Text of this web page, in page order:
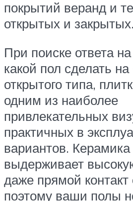
покрытий веранд и
открытых и закрытых.
При поиске ответа
какой пол сделать
открытого типа,
одним из наиболее
привлекательных
практичных в
вариантов.
выдерживает
даже прямой контакт
поэтому ваши полы